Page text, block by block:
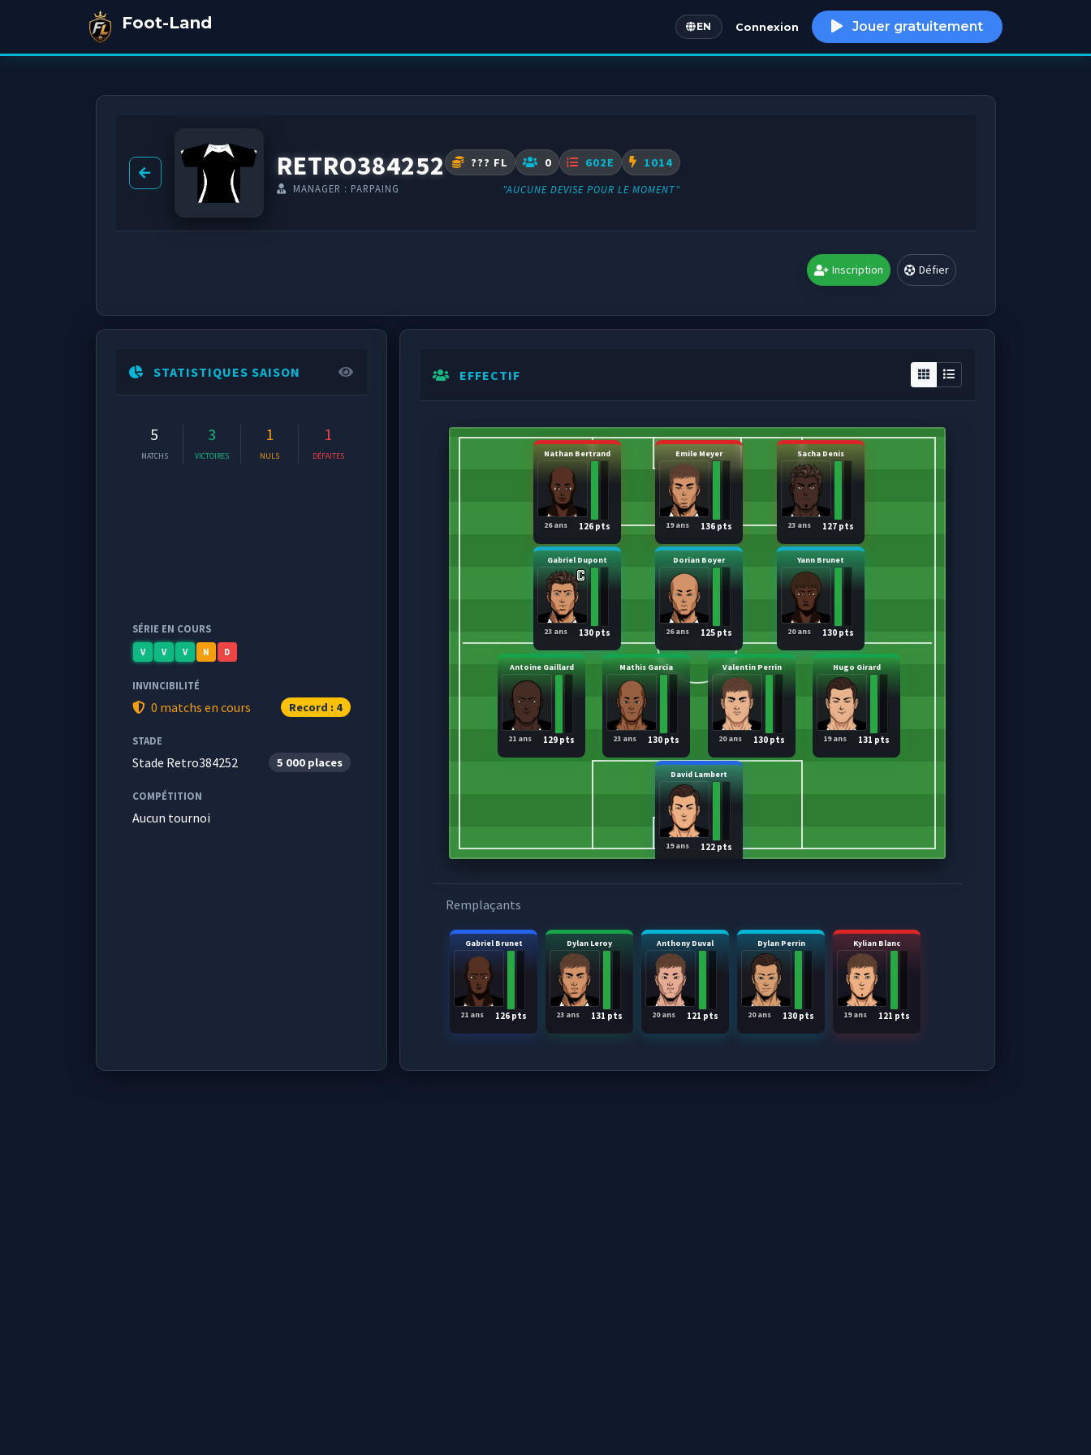
Foot-Land EN
English Connexion Jouer gratuitement
RETRO384252
MANAGER : PARPAING
??? FL 0 602E 1014
"AUCUNE DEVISE POUR LE MOMENT"
Inscription Défier
STATISTIQUES SAISON
5
MATCHS
3
VICTOIRES
1
NULS
1
DÉFAITES
SÉRIE EN COURS
V V V N D
INVINCIBILITÉ
0 matchs en cours Record : 4
STADE
Stade Retro384252 5 000 places
COMPÉTITION
Aucun tournoi
EFFECTIF
David Lambert
122 pts
19 ans
Antoine Gaillard
129 pts
21 ans
Mathis Garcia
130 pts
23 ans
Valentin Perrin
130 pts
20 ans
Hugo Girard
131 pts
19 ans
Gabriel Dupont
130 pts
23 ans
Dorian Boyer
125 pts
26 ans
Yann Brunet
130 pts
20 ans
Nathan Bertrand
126 pts
26 ans
Emile Meyer
136 pts
19 ans
Sacha Denis
127 pts
23 ans
Remplaçants
Gabriel Brunet
126 pts
21 ans
Dylan Leroy
131 pts
23 ans
Anthony Duval
121 pts
20 ans
Dylan Perrin
130 pts
20 ans
Kylian Blanc
121 pts
19 ans